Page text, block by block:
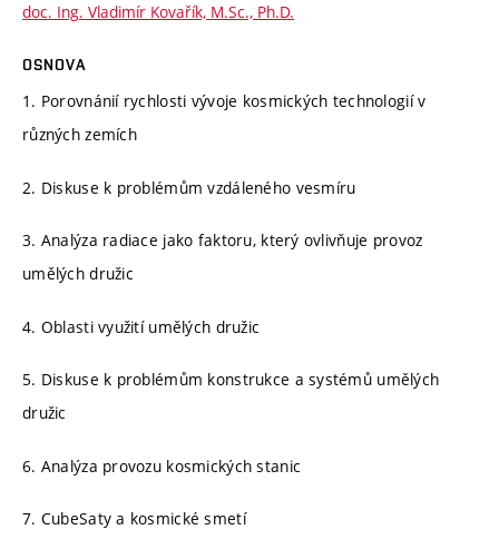
doc. Ing. Vladimír Kovařík, M.Sc., Ph.D.
OSNOVA
1. Porovnánií rychlosti vývoje kosmických technologií v
různých zemích
2. Diskuse k problémům vzdáleného vesmíru
3. Analýza radiace jako faktoru, který ovlivňuje provoz
umělých družic
4. Oblasti využití umělých družic
5. Diskuse k problémům konstrukce a systémů umělých
družic
6. Analýza provozu kosmických stanic
7. CubeSaty a kosmické smetí